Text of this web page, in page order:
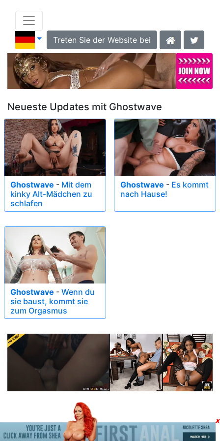
Treten Sie der Website bei
Neueste Updates mit Ghostwave
Ghostwave - Mit dem
kinky Alt-Mädchen zu
schlafen
Ghostwave - Es kommt
nach Hause!
Ghostwave - Wenn du
sie baust, kommt sie
zum Orgasmus